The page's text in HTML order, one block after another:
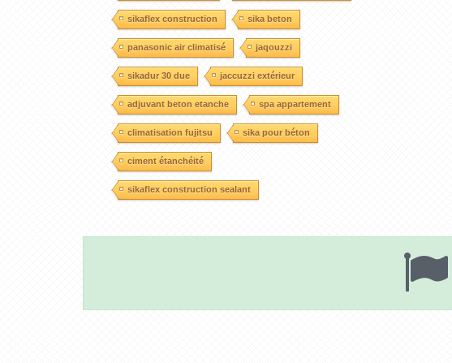
sikaflex construction sika beton
panasonic air climatisé jaqouzzi
sikadur 30 due jaccuzzi extérieur
adjuvant beton etanche spa appartement
climatisation fujitsu sika pour béton
ciment étanchéité
sikaflex construction sealant